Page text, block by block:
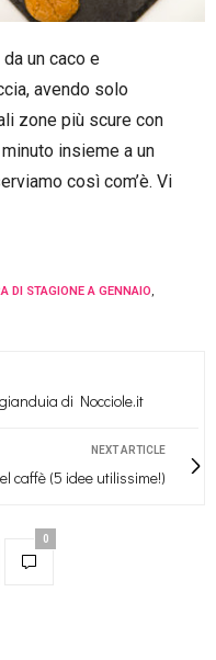
un caco e
avendo solo
zone più scure con
insieme a un
così com’è. Vi
DI STAGIONE A GENNAIO,
di Nocciole.it
NEXT ARTICLE
caffè (5 idee utilissime!)
0